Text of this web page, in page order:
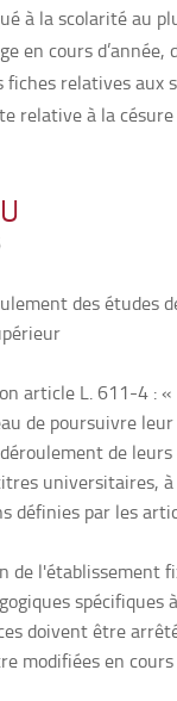
à la scolarité au
en cours
relatives aux
relative à la
des études
article L. 611-4 :
de poursuivre
de
universitaires,
définies par les
l'établissement
doivent être
modifiées en cours